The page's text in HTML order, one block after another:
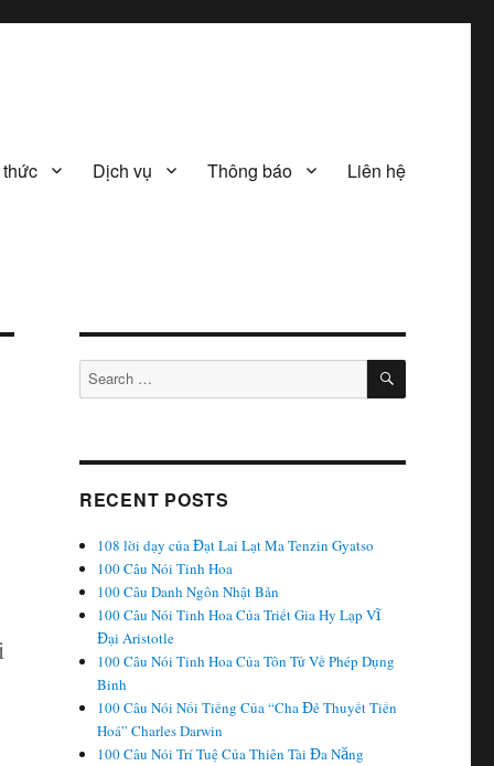
Dịch vụ Thông báo Liên hệ
Search
for:
SEARCH
RECENT POSTS
108 lời dạy của Đạt Lai Lạt Ma Tenzin Gyatso
100 Câu Nói Tinh Hoa
100 Câu Danh Ngôn Nhật Bản
100 Câu Nói Tinh Hoa Của Triết Gia Hy Lạp Vĩ
Đại Aristotle
100 Câu Nói Tinh Hoa Của Tôn Tử Về Phép Dụng
Binh
100 Câu Nói Nổi Tiếng Của “Cha Đẻ Thuyết Tiến
Hoá” Charles Darwin
100 Câu Nói Trí Tuệ Của Thiên Tài Đa Năng